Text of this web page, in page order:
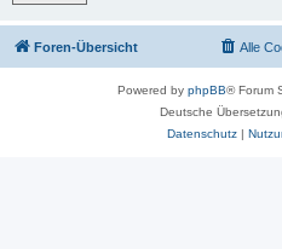
Foren-Übersicht Alle
Powered by phpBB® Forum
Deutsche
Datenschutz|